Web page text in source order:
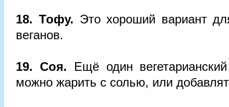
18. Тофу. Это хороший вариант
веганов.
19. Соя. Ещё один
можно жарить с солью, или